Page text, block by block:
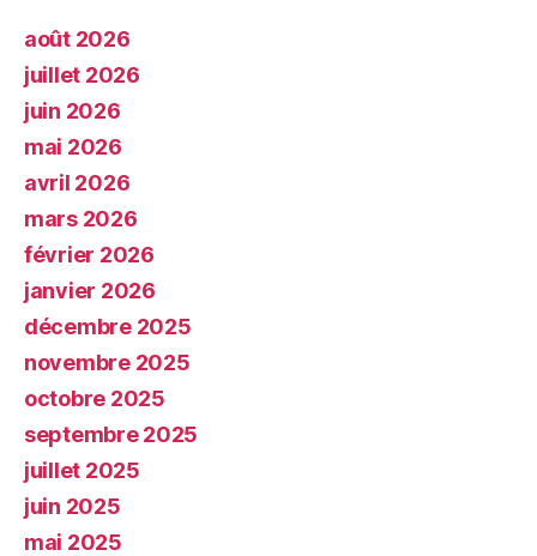
août 2026
juillet 2026
juin 2026
mai 2026
avril 2026
mars 2026
février 2026
janvier 2026
décembre 2025
novembre 2025
octobre 2025
septembre 2025
juillet 2025
juin 2025
mai 2025